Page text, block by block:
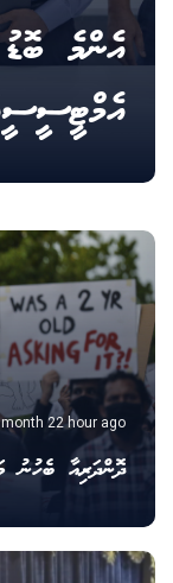
އެންމެ
22 hour ago
ދޮންދަރިއާ ބެހުނު